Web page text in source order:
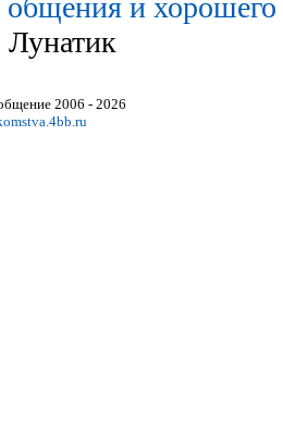
и хорошего
Лунатик
2006 - 2026